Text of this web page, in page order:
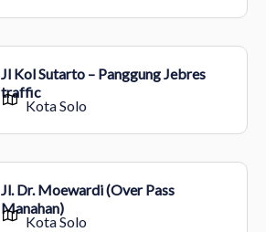
Jl Kol Sutarto – Panggung Jebres
traffic
Kota Solo
Jl. Dr. Moewardi (Over Pass
Manahan)
Kota Solo